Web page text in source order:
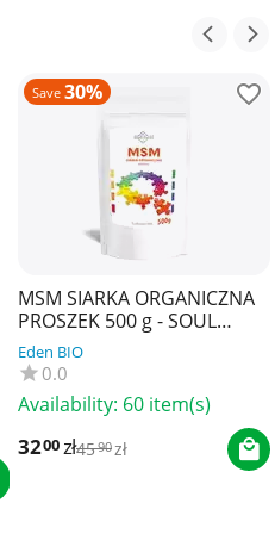
Save 30%
MSM SIARKA ORGANICZNA
PROSZEK 500 g - SOUL
FARM
Eden BIO
0.0
Availability: 60 item(s)
3200zł4590zł